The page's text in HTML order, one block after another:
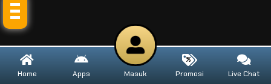
Home Apps Masuk Promosi Live Chat